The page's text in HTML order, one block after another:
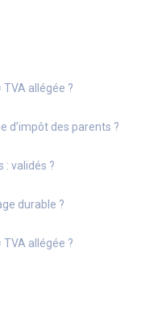
TVA allégée ?
d’impôt des parents ?
: validés ?
durable ?
TVA allégée ?